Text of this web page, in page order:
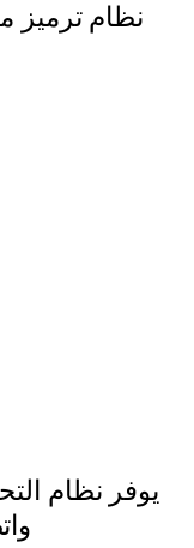
نظام ترميز